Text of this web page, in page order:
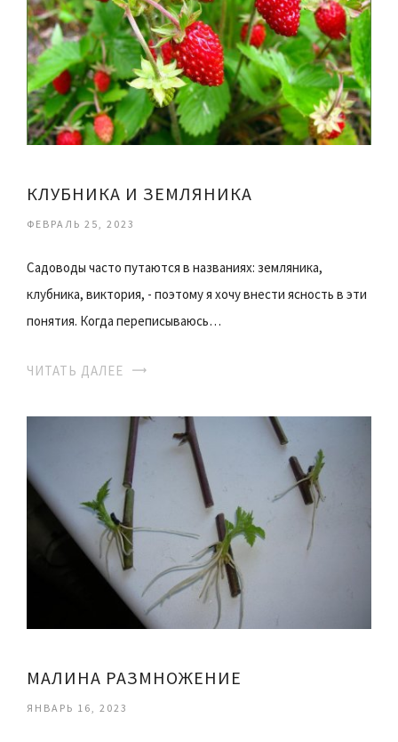
КЛУБНИКА И ЗЕМЛЯНИКА
ФЕВРАЛЬ 25, 2023
Садоводы часто путаются в названиях: земляника,
клубника, виктория, - поэтому я хочу внести ясность в эти
понятия. Когда переписываюсь…
ЧИТАТЬ ДАЛЕЕ
МАЛИНА РАЗМНОЖЕНИЕ
ЯНВАРЬ 16, 2023